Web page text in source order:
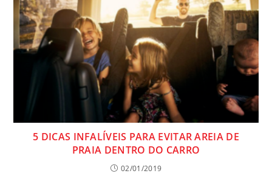
5 DICAS INFALÍVEIS PARA EVITAR AREIA DE
PRAIA DENTRO DO CARRO
02/01/2019